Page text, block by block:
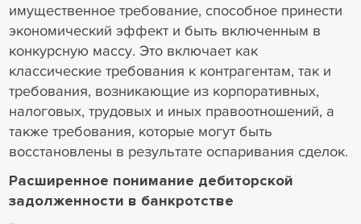
имущественное требование, способное принести
экономический эффект и быть включенным в
конкурсную массу. Это включает как
классические требования к контрагентам, так и
требования, возникающие из корпоративных,
налоговых, трудовых и иных правоотношений, а
также требования, которые могут быть
восстановлены в результате оспаривания сделок.
Расширенное понимание дебиторской
задолженности в банкротстве